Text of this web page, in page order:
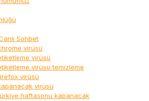
Sohbet
virüsü
virüsü
virüsü temizleme
virüsü
virüsü
haftasonu kapanacak